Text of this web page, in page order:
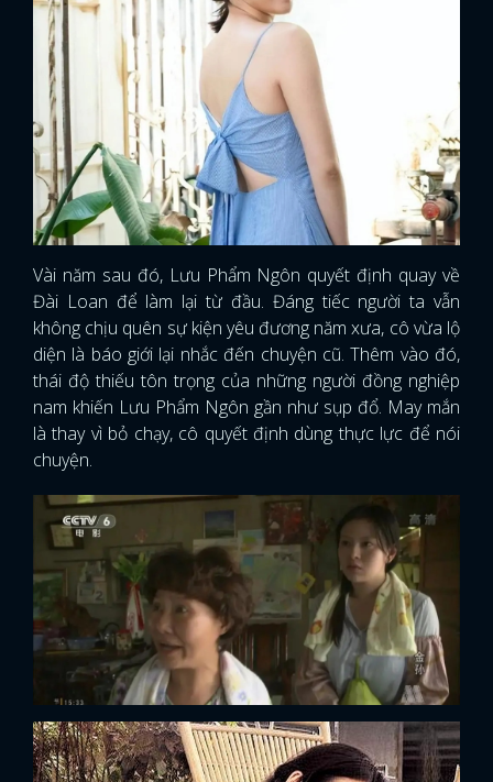
Vài năm sau đó, Lưu Phẩm Ngôn quyết định quay về
Đài Loan để làm lại từ đầu. Đáng tiếc người ta vẫn
không chịu quên sự kiện yêu đương năm xưa, cô vừa lộ
diện là báo giới lại nhắc đến chuyện cũ. Thêm vào đó,
thái độ thiếu tôn trọng của những người đồng nghiệp
nam khiến Lưu Phẩm Ngôn gần như sụp đổ. May mắn
là thay vì bỏ chạy, cô quyết định dùng thực lực để nói
chuyện.